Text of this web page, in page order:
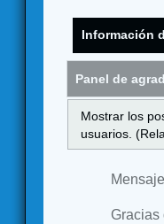
Información
Panel de
Mostrar los
usuarios.
Gracias